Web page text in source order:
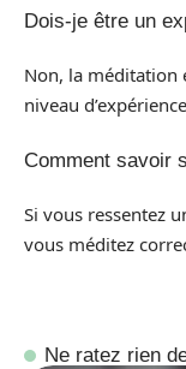
Dois-je être un
Non, la méditation
niveau
Comment savoir
Si vous ressentez
vous méditez
Ne ratez rien